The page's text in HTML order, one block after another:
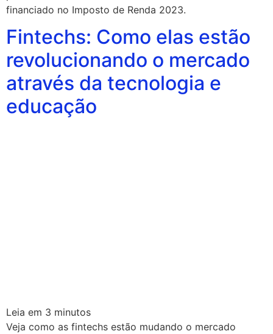
financiado no Imposto de Renda 2023.
Fintechs: Como elas estão
revolucionando o mercado
através da tecnologia e
educação
Leia em 3 minutos
Veja como as fintechs estão mudando o mercado